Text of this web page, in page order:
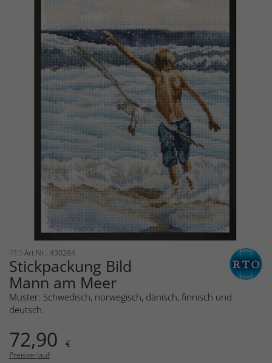
RTO Art.Nr.: 430284
Stickpackung Bild
Mann am Meer
Muster: Schwedisch, norwegisch, dänisch, finnisch und
deutsch.
72,90 €
Preisverlauf